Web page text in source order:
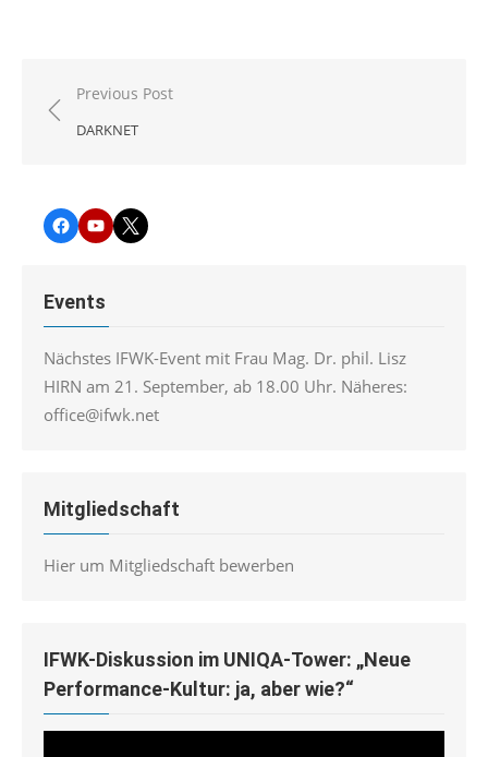
Beitragsnavigation
Previous Post
DARKNET
Facebook
YouTubeTwitter
Events
Nächstes IFWK-Event mit Frau Mag. Dr. phil. Lisz
HIRN am 21. September, ab 18.00 Uhr. Näheres:
office@ifwk.net
Mitgliedschaft
Hier um Mitgliedschaft bewerben
IFWK-Diskussion im UNIQA-Tower: „Neue
Performance-Kultur: ja, aber wie?“